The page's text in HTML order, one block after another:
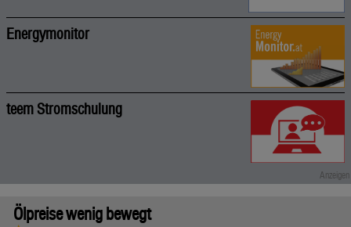
Energymonitor
teem Stromschulung
Ölpreise wenig bewegt